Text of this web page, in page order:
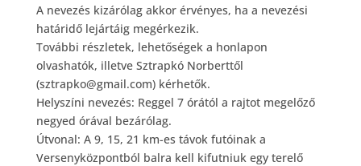
A nevezés kizárólag akkor érvényes, ha a nevezési
határidő lejártáig megérkezik.
További részletek, lehetőségek a honlapon
olvashatók, illetve Sztrapkó Norberttől
(sztrapko@gmail.com) kérhetők.
Helyszíni nevezés: Reggel 7 órától a rajtot megelőző
negyed órával bezárólag.
Útvonal: A 9, 15, 21 km-es távok futóinak a
Versenyközpontból balra kell kifutniuk egy terelő